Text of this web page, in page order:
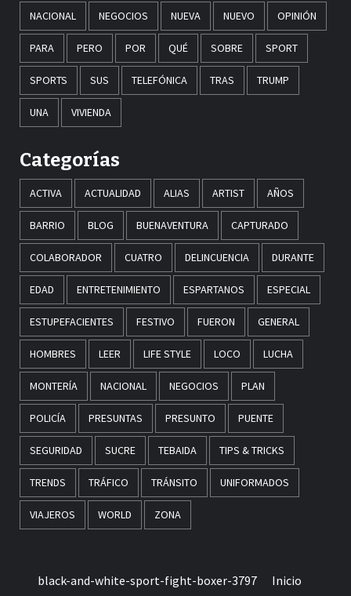
NACIONAL NEGOCIOS NUEVA NUEVO OPINIÓN
PARA PERO POR QUÉ SOBRE SPORT
SPORTS SUS TELEFÓNICA TRAS TRUMP
UNA VIVIENDA
Categorías
ACTIVA ACTUALIDAD ALIAS ARTIST AÑOS
BARRIO BLOG BUENAVENTURA CAPTURADO
COLABORADOR CUATRO DELINCUENCIA DURANTE
EDAD ENTRETENIMIENTO ESPARTANOS ESPECIAL
ESTUPEFACIENTES FESTIVO FUERON GENERAL
HOMBRES LEER LIFE STYLE LOCO LUCHA
MONTERÍA NACIONAL NEGOCIOS PLAN
POLICÍA PRESUNTAS PRESUNTO PUENTE
SEGURIDAD SUCRE TEBAIDA TIPS & TRICKS
TRENDS TRÁFICO TRÁNSITO UNIFORMADOS
VIAJEROS WORLD ZONA
black-and-white-sport-fight-boxer-3797 Inicio